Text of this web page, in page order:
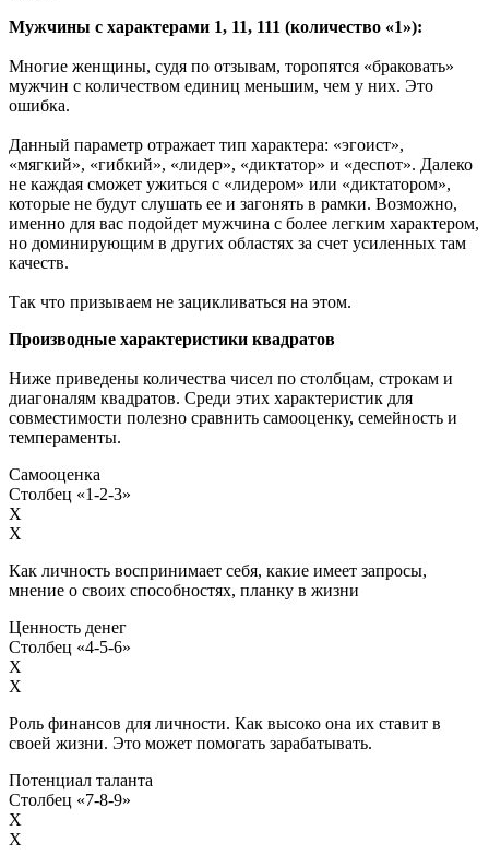
Мужчины с характерами 1, 11, 111 (количество «1»):
Многие женщины, судя по отзывам, торопятся «браковать»
мужчин с количеством единиц меньшим, чем у них. Это
ошибка.
Данный параметр отражает тип характера: «эгоист»,
«мягкий», «гибкий», «лидер», «диктатор» и «деспот». Далеко
не каждая сможет ужиться с «лидером» или «диктатором»,
которые не будут слушать ее и загонять в рамки. Возможно,
именно для вас подойдет мужчина с более легким характером,
но доминирующим в других областях за счет усиленных там
качеств.
Так что призываем не зацикливаться на этом.
Производные характеристики квадратов
Ниже приведены количества чисел по столбцам, строкам и
диагоналям квадратов. Среди этих характеристик для
совместимости полезно сравнить самооценку, семейность и
темпераменты.
Самооценка
Столбец «1-2-3»
X
X
Как личность воспринимает себя, какие имеет запросы,
мнение о своих способностях, планку в жизни
Ценность денег
Столбец «4-5-6»
X
X
Роль финансов для личности. Как высоко она их ставит в
своей жизни. Это может помогать зарабатывать.
Потенциал таланта
Столбец «7-8-9»
X
X